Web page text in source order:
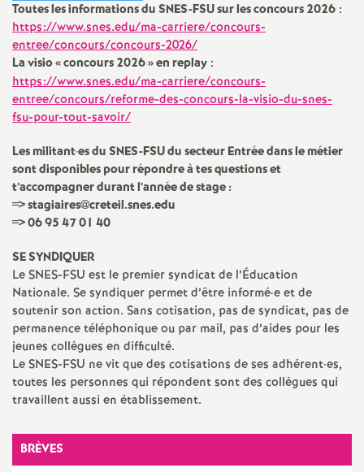
Toutes les informations duSNES-FSUsur les concours 2026 :
https://www.snes.edu/ma-carriere/concours-
entree/concours/concours-2026/
La visio «concours 2026» en replay :
https://www.snes.edu/ma-carriere/concours-
entree/concours/reforme-des-concours-la-visio-du-snes-
fsu-pour-tout-savoir/
Les militant·es duSNES-FSUdu secteur Entrée dans le métier
sont disponibles pour répondre à tes questions et
t’accompagner durant l’année de stage :
=> stagiaires@creteil.snes.edu
=> 06 95 47 01 40
SESYNDIQUER
LeSNES-FSU est le premier syndicat de l’Éducation
Nationale. Se syndiquer permet d’être informé·e et de
soutenir son action. Sans cotisation, pas de syndicat, pas de
permanence téléphonique ou par mail, pas d’aides pour les
jeunes collègues en difficulté.
LeSNES-FSU ne vit que des cotisations de ses adhérent·es,
toutes les personnes qui répondent sont des collègues qui
travaillent aussi en établissement.
BRÈVES